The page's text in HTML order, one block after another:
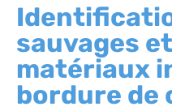
sauvages
matériaux
bordure de